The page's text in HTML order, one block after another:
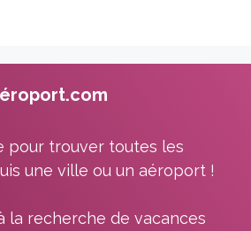
pour trouver toutes les
une ville ou un aéroport !
la recherche de vacances